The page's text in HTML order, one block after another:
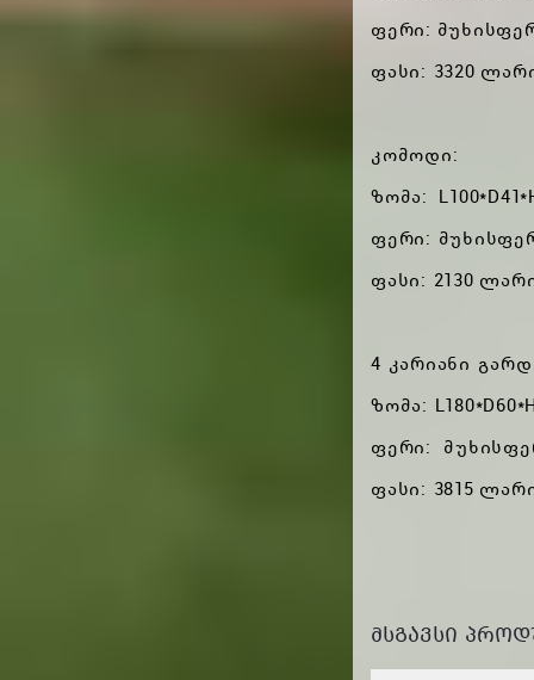
ფერი:
ფასი: 3320
კომოდი:
ზომა:
ფერი:
ფასი: 2130
4 კარიანი
ზომა:
ფერი:
ფასი: 3815
ᲛᲡᲒᲐᲕᲡᲘ